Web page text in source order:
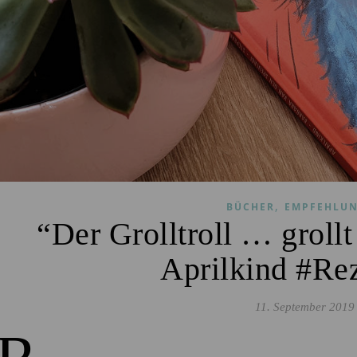
BÜCHER,
“Der Grolltroll … grollt
Aprilkind
11. September 2019